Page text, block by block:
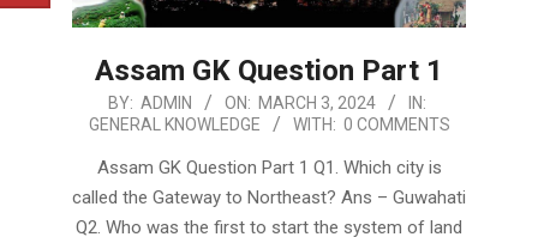
Assam GK Question Part 1
2024-
03-
BY: ADMIN ON: MARCH 3, 2024
IN:
GENERAL KNOWLEDGE
WITH: 0 COMMENTS
Assam GK Question Part 1 Q1. Which city is
called the Gateway to Northeast? Ans – Guwahati
Q2. Who was the first to start the system of land